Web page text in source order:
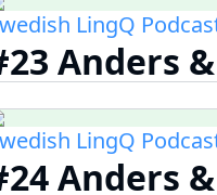
LingQ
Anders
LingQ
Anders